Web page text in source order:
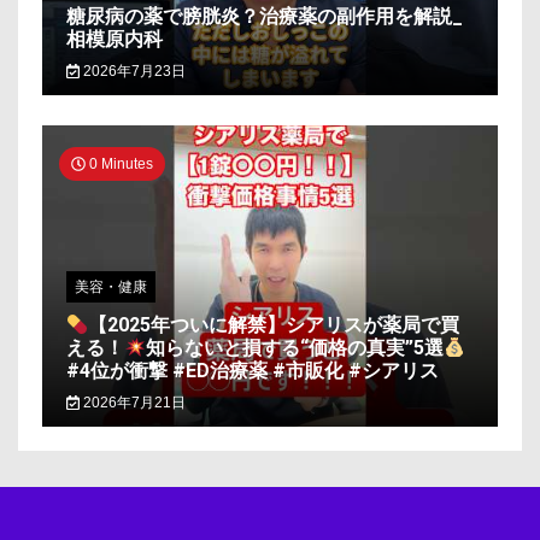
糖尿病の薬で膀胱炎？治療薬の副作用を解説_
相模原内科
2026年7月23日
0 Minutes
美容・健康
【2025年ついに解禁】シアリスが薬局で買
える！
知らないと損する“価格の真実”5選
#4位が衝撃 #ED治療薬 #市販化 #シアリス
2026年7月21日